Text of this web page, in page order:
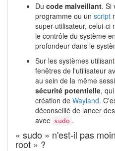
Du code malveillant. Si
programme ou un script
super-utilisateur, celui-ci
le contrôle du système
profondeur dans le
Sur les systèmes utilisant
fenêtres de l'utilisateur
au sein de la même
sécurité potentielle,
création de Wayland.
déconseillé de lancer
avec sudo .
« sudo » n'est-il pas
root » ?